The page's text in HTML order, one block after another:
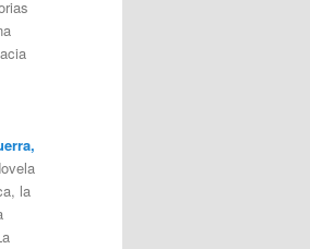
la